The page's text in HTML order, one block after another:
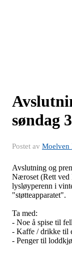
søndag
Postet av Moelven
Avslutning og
Næroset (Rett ved
lysløyperenn i
"støtteapparatet".
Ta med:
- Noe å spise til
- Kaffe / drikke til
- Penger til